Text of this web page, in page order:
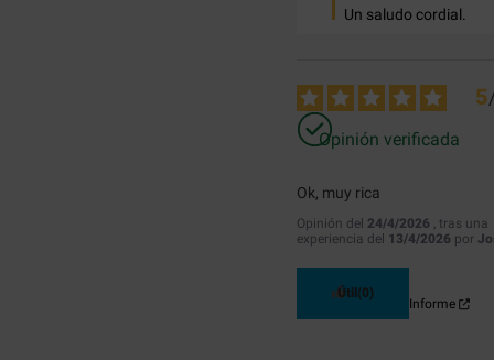
Un saludo cordial.
5
Opinión verificada
Ok, muy rica
Opinión del 24/4/2026 , tras una
experiencia del 13/4/2026 por
Útil(0)
Informe